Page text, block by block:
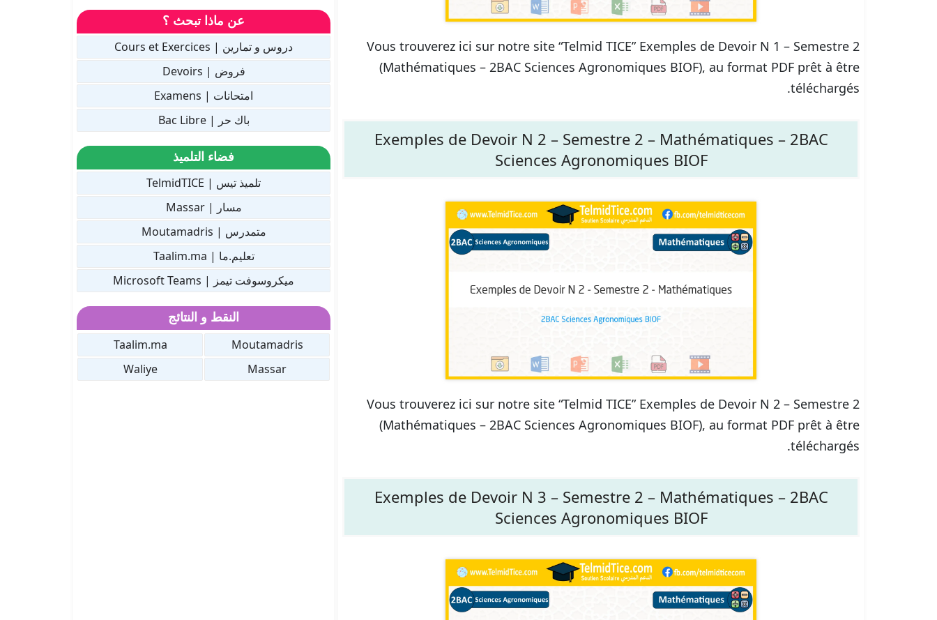
Vous trouverez ici sur notre site “Telmid TICE” Exemples de Devoir N 1 – Semestre 2
(Mathématiques – 2BAC Sciences Agronomiques BIOF), au format PDF prêt à être
téléchargés.
Exemples de Devoir N 2 – Semestre 2 – Mathématiques – 2BAC
Sciences Agronomiques BIOF
Vous trouverez ici sur notre site “Telmid TICE” Exemples de Devoir N 2 – Semestre 2
(Mathématiques – 2BAC Sciences Agronomiques BIOF), au format PDF prêt à être
téléchargés.
Exemples de Devoir N 3 – Semestre 2 – Mathématiques – 2BAC
Sciences Agronomiques BIOF
عن ماذا تبحث ؟
دروس و تمارين | Cours et Exercices
فروض | Devoirs
امتحانات | Examens
باك حر | Bac Libre
فضاء التلميذ
تلميذ تيس | TelmidTICE
مسار | Massar
متمدرس | Moutamadris
تعليم.ما | Taalim.ma
ميكروسوفت تيمز | Microsoft Teams
النقط و النتائج
Moutamadris
Taalim.ma
Massar
Waliye